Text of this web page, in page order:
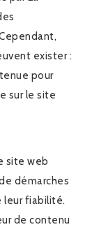
exister :
pour
sur le site
site web
démarches
leur fiabilité.
de contenu